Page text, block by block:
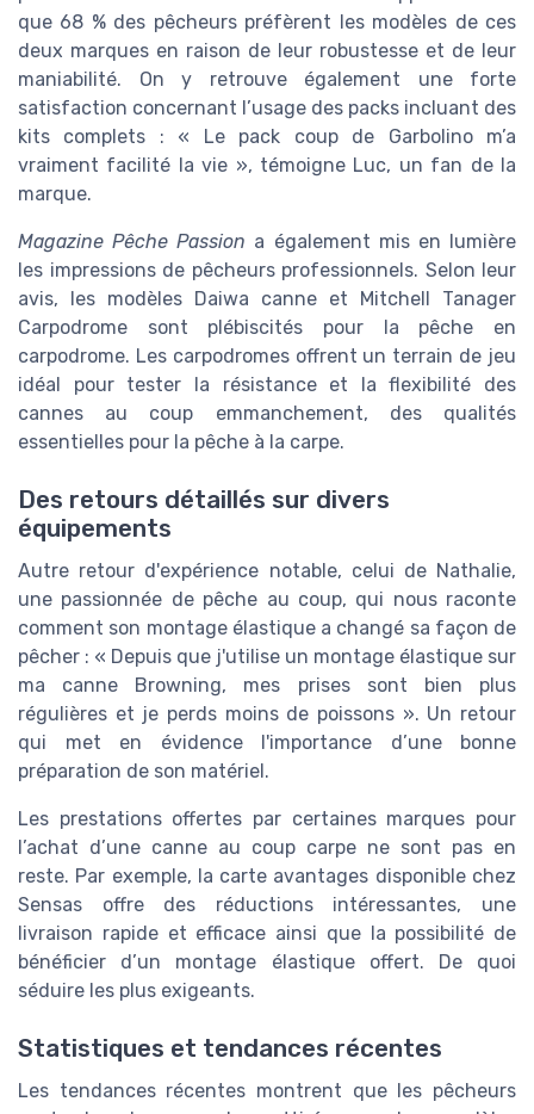
que 68 % des pêcheurs préfèrent les modèles de ces
deux marques en raison de leur robustesse et de leur
maniabilité. On y retrouve également une forte
satisfaction concernant l’usage des packs incluant des
kits complets : « Le pack coup de Garbolino m’a
vraiment facilité la vie », témoigne Luc, un fan de la
marque.
Magazine Pêche Passion a également mis en lumière
les impressions de pêcheurs professionnels. Selon leur
avis, les modèles Daiwa canne et Mitchell Tanager
Carpodrome sont plébiscités pour la pêche en
carpodrome. Les carpodromes offrent un terrain de jeu
idéal pour tester la résistance et la flexibilité des
cannes au coup emmanchement, des qualités
essentielles pour la pêche à la carpe.
Des retours détaillés sur divers
équipements
Autre retour d'expérience notable, celui de Nathalie,
une passionnée de pêche au coup, qui nous raconte
comment son montage élastique a changé sa façon de
pêcher : « Depuis que j'utilise un montage élastique sur
ma canne Browning, mes prises sont bien plus
régulières et je perds moins de poissons ». Un retour
qui met en évidence l'importance d’une bonne
préparation de son matériel.
Les prestations offertes par certaines marques pour
l’achat d’une canne au coup carpe ne sont pas en
reste. Par exemple, la carte avantages disponible chez
Sensas offre des réductions intéressantes, une
livraison rapide et efficace ainsi que la possibilité de
bénéficier d’un montage élastique offert. De quoi
séduire les plus exigeants.
Statistiques et tendances récentes
Les tendances récentes montrent que les pêcheurs